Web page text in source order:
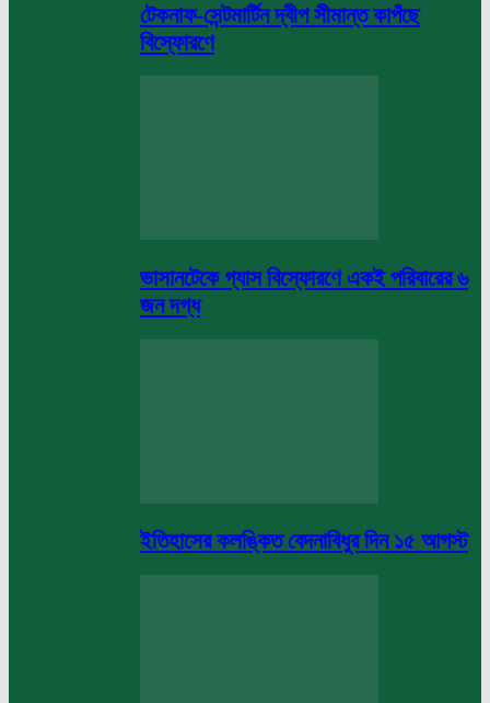
টেকনাফ-সেন্টমার্টিন দ্বীপ সীমান্ত কাপঁছে
বিস্ফোরণে
ভাসানটেকে গ্যাস বিস্ফোরণে একই পরিবারের ৬
জন দগ্ধ
ইতিহাসের কলঙ্কিত বেদনাবিধুর দিন ১৫ আগস্ট